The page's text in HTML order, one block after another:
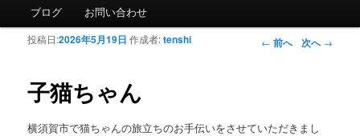
ブログ
お問い合わせ
投稿ナビゲー
← 前へ 次へ→
子猫ちゃん
投稿日:2026年5月19日 作成者:tenshi
横須賀市で猫ちゃんの旅立ちのお手伝いをさせていただきまし